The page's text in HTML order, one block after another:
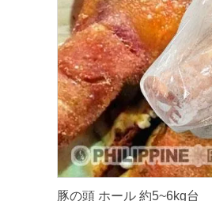
ピ
ス
料
理
用
内
臓
肉
セ
ッ
ト
5
0
0
g
個
豚の頭 ホール 約5~6kg台